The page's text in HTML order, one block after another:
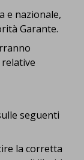
e nazionale,
Garante.
seguenti
la corretta